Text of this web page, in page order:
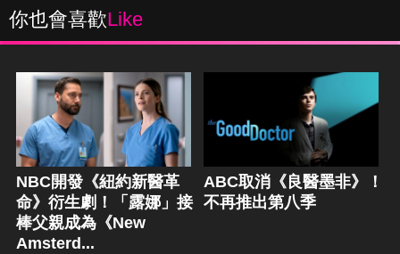
你也會喜歡Like
NBC開發《紐約新醫革
命》衍生劇！「露娜」接
棒父親成為《New
Amsterd...
ABC取消《良醫墨非》！
不再推出第八季